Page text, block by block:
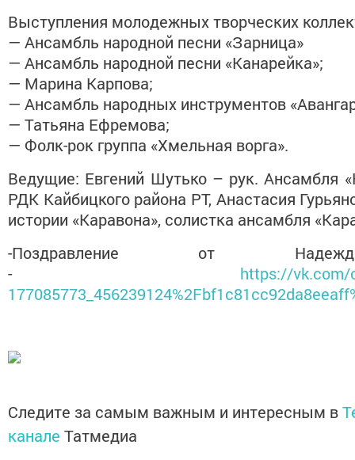
Выступления молодежных творческих
— Ансамбль народной песни «Зарница»
— Ансамбль народной песни «Канарейка»;
— Марина Карпова;
— Ансамбль народных инструментов
— Татьяна Ефремова;
— Фолк-рок группа «Хмельная ворга».
Ведущие: Евгений Шутько – рук. Ансамбля
РДК Кайбицкого района РТ, Анастасия
истории «Каравона», солистка ансамбля
-Поздравление от
- https://vk.com/
Следите за самым важным и интересным в
канале Татмедиа